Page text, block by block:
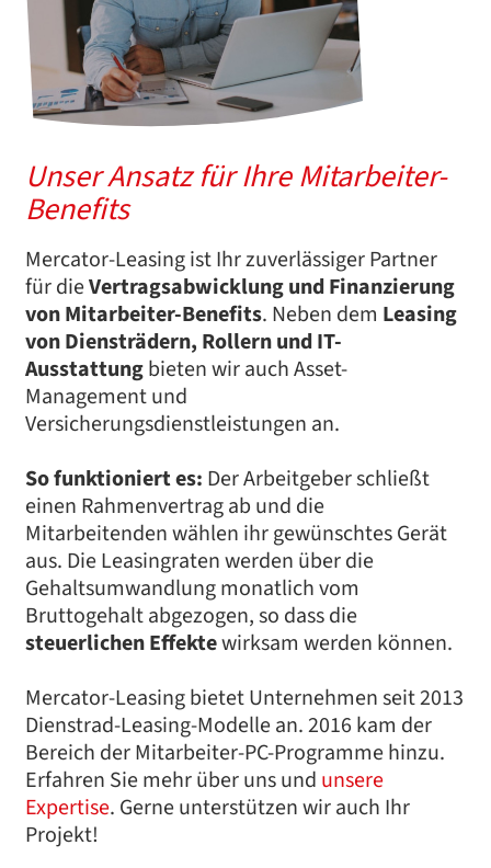
Unser Ansatz für Ihre Mitarbeiter-
Benefits
Mercator-Leasing ist Ihr zuverlässiger Partner
für dieVertragsabwicklung und Finanzierung
von Mitarbeiter-Benefits. Neben dem Leasing
von Diensträdern, Rollern und IT-
Ausstattungbieten wir auch Asset-
Management und
Versicherungsdienstleistungen an.
So funktioniert es: Der Arbeitgeber schließt
einen Rahmenvertrag ab und die
Mitarbeitenden wählen ihr gewünschtes Gerät
aus. Die Leasingraten werden über die
Gehaltsumwandlung monatlich vom
Bruttogehalt abgezogen, so dass die
steuerlichen Effektewirksam werden können.
Mercator-Leasing bietet Unternehmen seit 2013
Dienstrad-Leasing-Modelle an. 2016 kam der
Bereich der Mitarbeiter-PC-Programme hinzu.
Erfahren Sie mehr über uns und unsere
Expertise. Gerne unterstützen wir auch Ihr
Projekt!